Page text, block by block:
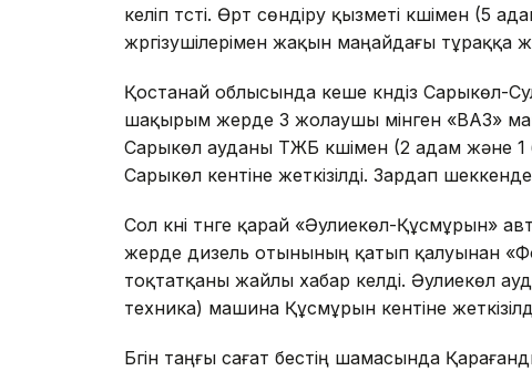
келіп түсті. Өрт сөндіру қызметі күшімен (5
жүргізушілерімен жақын маңайдағы тұраққа
Қостанай облысында кеше күндіз Сарыкөл-
шақырым жерде 3 жолаушы мінген «ВАЗ»
Сарыкөл ауданы ТЖБ күшімен (2 адам және
Сарыкөл кентіне жеткізілді. Зардап
Сол күні түнге қарай «Әулиекөл-Құсмұрын»
жерде дизель отынының қатып қалуынан
тоқтатқаны жайлы хабар келді. Әулиекөл
техника) машина Құсмұрын кентіне
Бүгін таңғы сағат бестің шамасында